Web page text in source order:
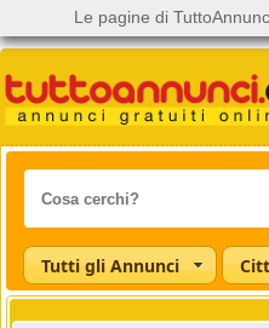
Tutti gli Annunci
Le pagine di